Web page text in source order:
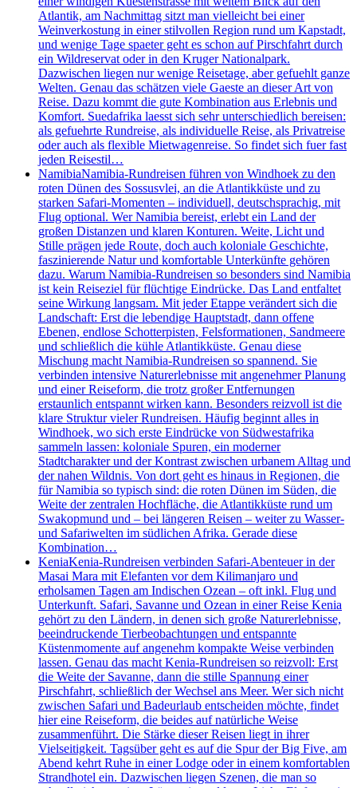
Atlantik, am Nachmittag sitzt man vielleicht bei einer
Weinverkostung in einer stilvollen Region rund um Kapstadt,
und wenige Tage spaeter geht es schon auf Pirschfahrt durch
ein Wildreservat oder in den Kruger Nationalpark.
Dazwischen liegen nur wenige Reisetage, aber gefuehlt ganze
Welten. Genau das schätzen viele Gaeste an dieser Art von
Reise. Dazu kommt die gute Kombination aus Erlebnis und
Komfort. Suedafrika laesst sich sehr unterschiedlich bereisen:
als gefuehrte Rundreise, als individuelle Reise, als Privatreise
oder auch als flexible Mietwagenreise. So findet sich fuer fast
jeden Reisestil…
NamibiaNamibia-Rundreisen führen von Windhoek zu den
roten Dünen des Sossusvlei, an die Atlantikküste und zu
starken Safari-Momenten – individuell, deutschsprachig, mit
Flug optional. Wer Namibia bereist, erlebt ein Land der
großen Distanzen und klaren Konturen. Weite, Licht und
Stille prägen jede Route, doch auch koloniale Geschichte,
faszinierende Natur und komfortable Unterkünfte gehören
dazu. Warum Namibia-Rundreisen so besonders sind Namibia
ist kein Reiseziel für flüchtige Eindrücke. Das Land entfaltet
seine Wirkung langsam. Mit jeder Etappe verändert sich die
Landschaft: Erst die lebendige Hauptstadt, dann offene
Ebenen, endlose Schotterpisten, Felsformationen, Sandmeere
und schließlich die kühle Atlantikküste. Genau diese
Mischung macht Namibia-Rundreisen so spannend. Sie
verbinden intensive Naturerlebnisse mit angenehmer Planung
und einer Reiseform, die trotz großer Entfernungen
erstaunlich entspannt wirken kann. Besonders reizvoll ist die
klare Struktur vieler Rundreisen. Häufig beginnt alles in
Windhoek, wo sich erste Eindrücke von Südwestafrika
sammeln lassen: koloniale Spuren, ein moderner
Stadtcharakter und der Kontrast zwischen urbanem Alltag und
der nahen Wildnis. Von dort geht es hinaus in Regionen, die
für Namibia so typisch sind: die roten Dünen im Süden, die
Weite der zentralen Hochfläche, die Atlantikküste rund um
Swakopmund und – bei längeren Reisen – weiter zu Wasser-
und Safariwelten im südlichen Afrika. Gerade diese
Kombination…
KeniaKenia-Rundreisen verbinden Safari-Abenteuer in der
Masai Mara mit Elefanten vor dem Kilimanjaro und
erholsamen Tagen am Indischen Ozean – oft inkl. Flug und
Unterkunft. Safari, Savanne und Ozean in einer Reise Kenia
gehört zu den Ländern, in denen sich große Naturerlebnisse,
beeindruckende Tierbeobachtungen und entspannte
Küstenmomente auf angenehm kompakte Weise verbinden
lassen. Genau das macht Kenia-Rundreisen so reizvoll: Erst
die Weite der Savanne, dann die stille Spannung einer
Pirschfahrt, schließlich der Wechsel ans Meer. Wer sich nicht
zwischen Safari und Badeurlaub entscheiden möchte, findet
hier eine Reiseform, die beides auf natürliche Weise
zusammenführt. Die Stärke dieser Reisen liegt in ihrer
Vielseitigkeit. Tagsüber geht es auf die Spur der Big Five, am
Abend kehrt Ruhe in einer Lodge oder in einem komfortablen
Strandhotel ein. Dazwischen liegen Szenen, die man so